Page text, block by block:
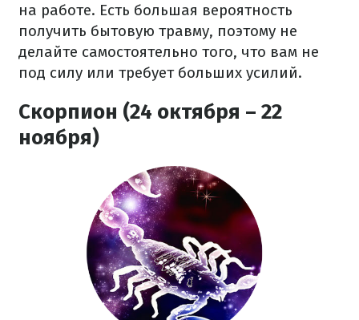
на работе. Есть большая вероятность
получить бытовую травму, поэтому не
делайте самостоятельно того, что вам не
под силу или требует больших усилий.
Скорпион (24 октября – 22
ноября)